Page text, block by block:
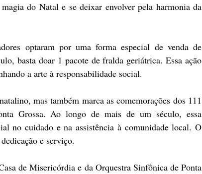
do Natal e se deixar envolver pela harmonia da
optaram por uma forma especial de venda de
basta doar 1 pacote de fralda geriátrica. Essa ação
a arte à responsabilidade social.
mas também marca as comemorações dos 111
Grossa. Ao longo de mais de um século, essa
no cuidado e na assistência à comunidade local. O
e serviço.
de Misericórdia e da Orquestra Sinfônica de Ponta